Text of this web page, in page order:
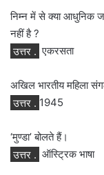
निम्न में से क्या आधुनिक
नहीं है ?
उत्तर . एकरसता
अखिल भारतीय महिला
उत्तर . 1945
‘मुण्डा’ बोलते हैं।
उत्तर . ऑस्ट्रिक भाषा